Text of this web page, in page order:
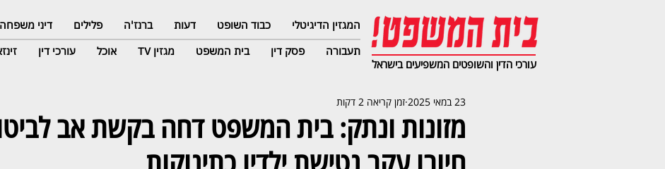
המגזין הדיגיטלי כבוד השופט דעות ברנז'ה פלילים דיני משפחה
תעבורה
פסק דין בית המשפט מגזין TV אוכל עורכי דין
עורכי הדין והשופטים המשפיעים בישראל
מזונות ונתק: בית המשפט דחה בקשת אב
23 במאי 2025 זמן קריאה 2 דקות